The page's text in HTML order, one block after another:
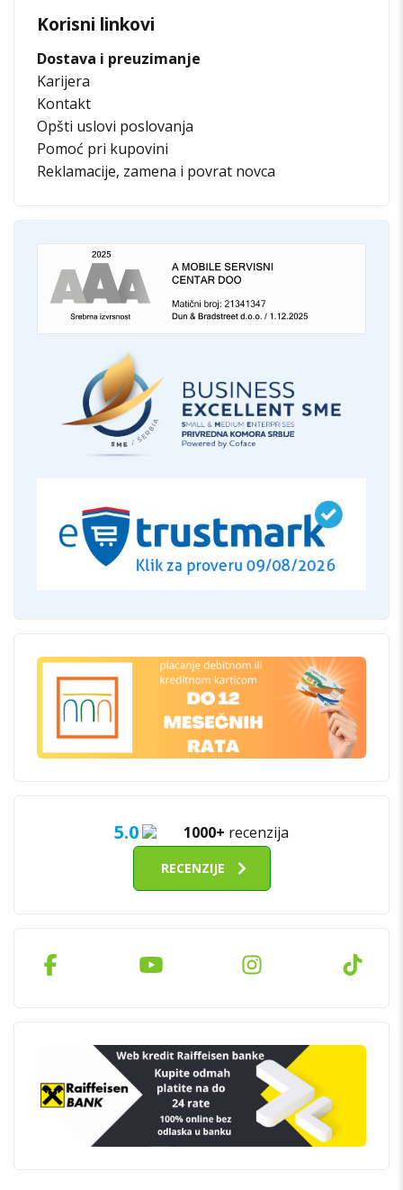
Korisni linkovi
Dostava i preuzimanje
Karijera
Kontakt
Opšti uslovi poslovanja
Pomoć pri kupovini
Reklamacije, zamena i povrat novca
5.0 1000+ recenzija
RECENZIJE